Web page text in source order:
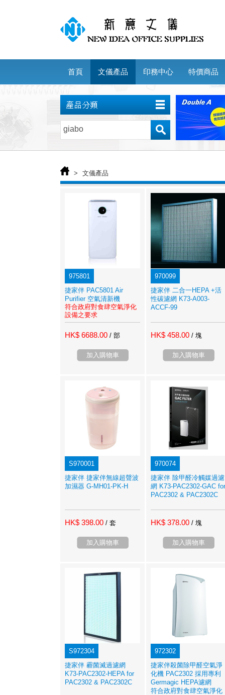
首頁 文儀產品 印務中心 特價商品
> 文儀產品
975801
捷家伴 PAC5801 Air
Purifier 空氣清新機
符合政府對食肆空氣淨化
設備之要求
HK$ 6688.00 / 部
加入購物車
970099
捷家伴 二合一HEPA +活
性碳濾網 K73-A003-
ACCF-99
HK$ 458.00 / 塊
加入購物車
S970001
捷家伴 捷家伴無線超聲波
加濕器 G-MH01-PK-H
HK$ 398.00 / 套
加入購物車
970074
捷家伴 除甲醛冷觸媒過濾
網 K73-PAC2302-GAC for
PAC2302 & PAC2302C
HK$ 378.00 / 塊
加入購物車
S972304
捷家伴 霾菌滅過濾網
K73-PAC2302-HEPA for
PAC2302 & PAC2302C
972302
捷家伴殺菌除甲醛空氣淨
化機 PAC2302 採用專利
Germagic HEPA濾網
符合政府對食肆空氣淨化